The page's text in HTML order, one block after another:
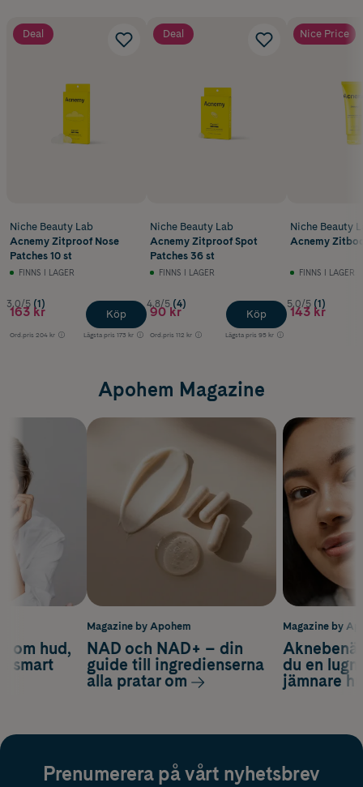
Deal
Niche Beauty Lab
Acnemy Zitproof Nose
Patches 10 st
FINNS I LAGER
3.0/5 (1)
163 kr
Ord.pris 204 kr Lägsta pris 173 kr
Köp
Deal
Niche Beauty Lab
Acnemy Zitproof Spot
Patches 36 st
FINNS I LAGER
4.8/5 (4)
90 kr
Ord.pris 112 kr Lägsta pris 95 kr
Köp
Nice Price
Niche Beauty
Acnemy
FINNS I LAGER
5.0/5 (1)
143 kr
Apohem Magazine
Magazine by
du en
jämnare
om hud,
smart
Magazine by Apohem
NAD och NAD+ – din
guide till ingredienserna
alla pratar om
Prenumerera på vårt nyhetsbrev